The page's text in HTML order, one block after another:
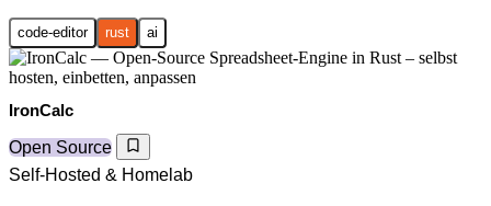
code-editor rust ai
IronCalc
Open Source
Self-Hosted & Homelab